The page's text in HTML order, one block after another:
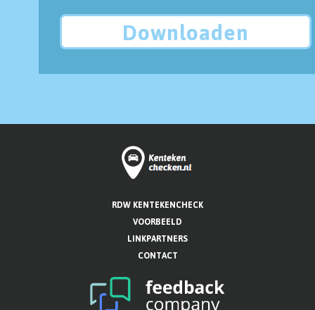
Downloaden
RDW KENTEKENCHECK
VOORBEELD
LINKPARTNERS
CONTACT